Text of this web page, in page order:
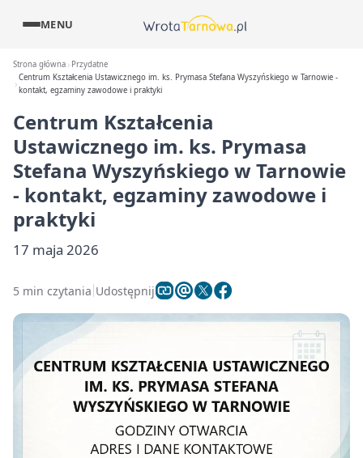
MENU
Strona główna
Przydatne
Centrum Kształcenia Ustawicznego im. ks. Prymasa Stefana Wyszyńskiego w Tarnowie -
kontakt, egzaminy zawodowe i praktyki
Centrum Kształcenia
Ustawicznego im. ks. Prymasa
Stefana Wyszyńskiego w Tarnowie
- kontakt, egzaminy zawodowe i
praktyki
17 maja 2026
5 min czytania Udostępnij